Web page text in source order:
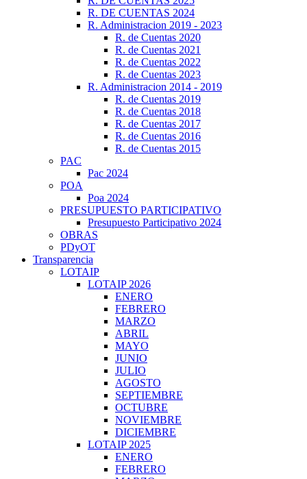
R. DE CUENTAS 2024
R. Administracion 2019 - 2023
R. de Cuentas 2020
R. de Cuentas 2021
R. de Cuentas 2022
R. de Cuentas 2023
R. Administracion 2014 - 2019
R. de Cuentas 2019
R. de Cuentas 2018
R. de Cuentas 2017
R. de Cuentas 2016
R. de Cuentas 2015
PAC
Pac 2024
POA
Poa 2024
PRESUPUESTO PARTICIPATIVO
Presupuesto Participativo 2024
OBRAS
PDyOT
Transparencia
LOTAIP
LOTAIP 2026
ENERO
FEBRERO
MARZO
ABRIL
MAYO
JUNIO
JULIO
AGOSTO
SEPTIEMBRE
OCTUBRE
NOVIEMBRE
DICIEMBRE
LOTAIP 2025
ENERO
FEBRERO